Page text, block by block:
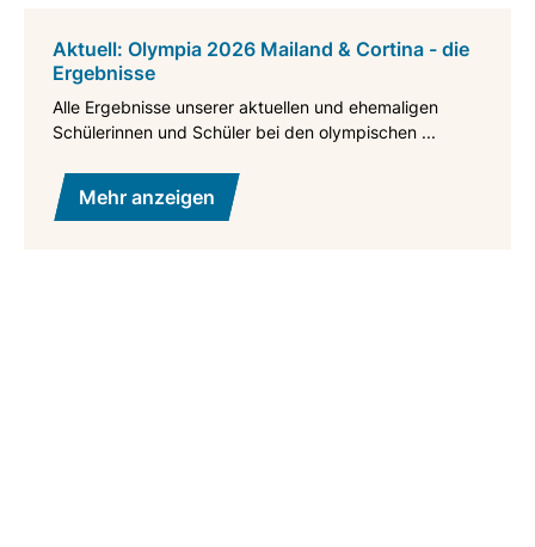
Aktuell: Olympia 2026 Mailand & Cortina - die
Ergebnisse
Alle Ergebnisse unserer aktuellen und ehemaligen
Schülerinnen und Schüler bei den olympischen ...
Mehr anzeigen